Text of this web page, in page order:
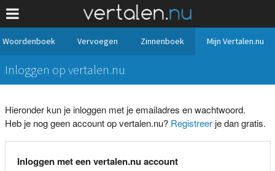
Woordenboek Vervoegen Zinnenboek Mijn Vertalen.nu
Inloggen op vertalen.nu
Hieronder kun je inloggen met je emailadres en wachtwoord.
Heb je nog geen account op vertalen.nu? Registreerje dan gratis.
Inloggen met een vertalen.nu account